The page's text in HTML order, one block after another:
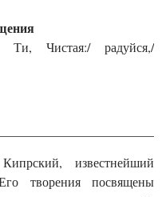
Ти, Чистая:/ радуйся,/
известнейший
творения посвящены